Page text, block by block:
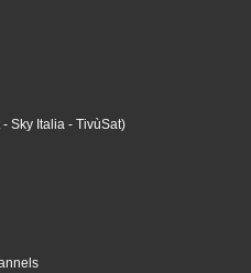
- Sky Italia - TivùSat)